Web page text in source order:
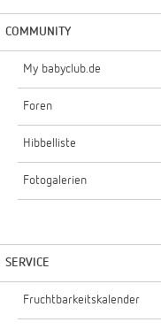
COMMUNITY
My babyclub.de
Foren
Hibbelliste
Fotogalerien
SERVICE
Fruchtbarkeitskalender